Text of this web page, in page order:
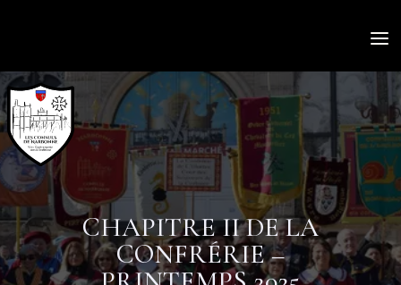
a
CHAPITRE II DE LA
CONFRÉRIE –